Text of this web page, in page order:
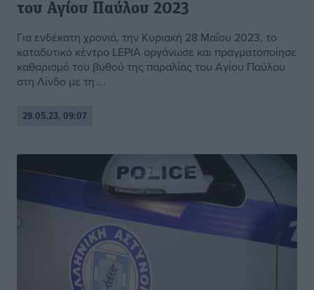
του Αγίου Παύλου 2023
Για ενδέκατη χρονιά, την Κυριακή 28 Μαΐου 2023, το
καταδυτικό κέντρο LEPIA οργάνωσε και πραγματοποίησε
καθαρισμό του βυθού της παραλίας του Αγίου Παύλου
στη Λίνδο με τη ...
29.05.23, 09:07